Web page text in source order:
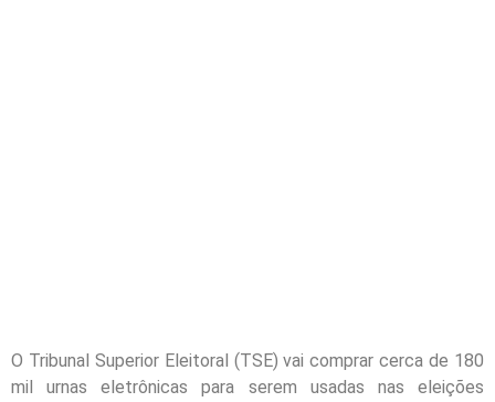
O Tribunal Superior Eleitoral (TSE) vai comprar cerca de 180
mil urnas eletrônicas para serem usadas nas eleições